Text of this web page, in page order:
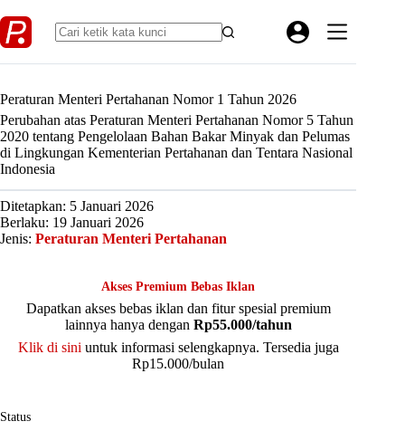
to
content
Peraturan Menteri Pertahanan Nomor 1 Tahun 2026
Perubahan atas Peraturan Menteri Pertahanan Nomor 5 Tahun
2020 tentang Pengelolaan Bahan Bakar Minyak dan Pelumas
di Lingkungan Kementerian Pertahanan dan Tentara Nasional
Indonesia
Ditetapkan: 5 Januari 2026
Berlaku: 19 Januari 2026
Jenis: Peraturan Menteri Pertahanan
Akses Premium Bebas Iklan
Dapatkan akses bebas iklan dan fitur spesial premium
lainnya hanya dengan Rp55.000/tahun
Klik di sini untuk informasi selengkapnya. Tersedia juga
Rp15.000/bulan
Status